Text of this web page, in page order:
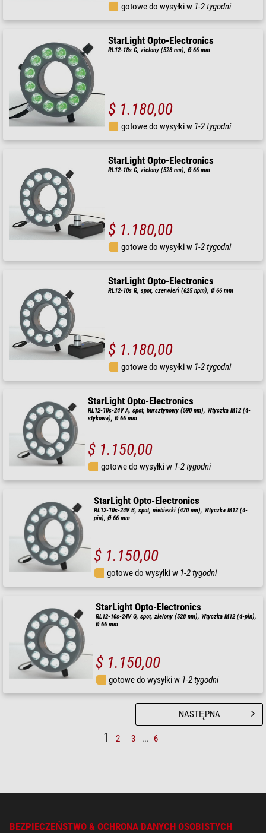
gotowe do wysyłki w 1-2 tygodni
StarLight Opto-Electronics
RL12-18s G, zielony (528 nm), Ø 66 mm
$ 1.180,00
gotowe do wysyłki w 1-2 tygodni
StarLight Opto-Electronics
RL12-10s G, zielony (528 nm), Ø 66 mm
$ 1.180,00
gotowe do wysyłki w 1-2 tygodni
StarLight Opto-Electronics
RL12-10s R, spot, czerwień (625 npm), Ø 66 mm
$ 1.180,00
gotowe do wysyłki w 1-2 tygodni
StarLight Opto-Electronics
RL12-10s-24V A, spot, bursztynowy (590 nm), Wtyczka M12 (4-
stykowa), Ø 66 mm
$ 1.150,00
gotowe do wysyłki w 1-2 tygodni
StarLight Opto-Electronics
RL12-10s-24V B, spot, niebieski (470 nm), Wtyczka M12 (4-
pin), Ø 66 mm
$ 1.150,00
gotowe do wysyłki w 1-2 tygodni
StarLight Opto-Electronics
RL12-10s-24V G, spot, zielony (528 nm), Wtyczka M12 (4-pin),
Ø 66 mm
$ 1.150,00
gotowe do wysyłki w 1-2 tygodni
1 2 3 ... 6
NASTĘPNA
BEZPIECZEŃSTWO & OCHRONA DANYCH OSOBISTYCH